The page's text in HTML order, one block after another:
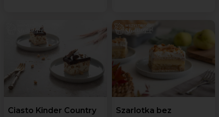
Ciasto Kinder Country
Szarlotka bez